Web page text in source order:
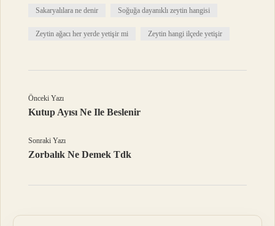
Sakaryalılara ne denir Soğuğa dayanıklı zeytin hangisi
Zeytin ağacı her yerde yetişir mi Zeytin hangi ilçede yetişir
Önceki Yazı
Kutup Ayısı Ne Ile Beslenir
Sonraki Yazı
Zorbalık Ne Demek Tdk